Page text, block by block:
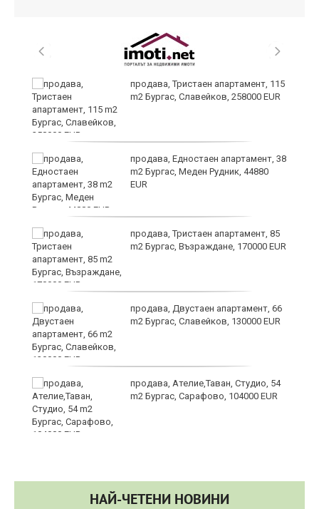
продава, Тристаен апартамент, 115
m2 Бургас, Славейков, 258000 EUR
продава, Едностаен апартамент, 38
m2 Бургас, Меден Рудник, 44880
EUR
продава, Тристаен апартамент, 85
m2 Бургас, Възраждане, 170000 EUR
продава, Двустаен апартамент, 66
m2 Бургас, Славейков, 130000 EUR
продава, Ателие,Таван, Студио, 54
m2 Бургас, Сарафово, 104000 EUR
НАЙ-ЧЕТЕНИ НОВИНИ